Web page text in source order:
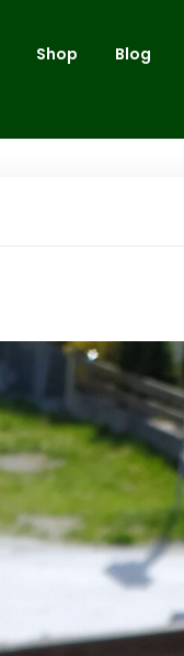
Shop Blog